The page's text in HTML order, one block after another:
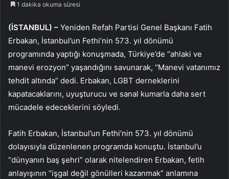
1 dakika okuma süresi
(İSTANBUL) – Yeniden Refah Partisi Genel Başkanı Fatih
Erbakan, İstanbul’un Fethi’nin 573. yıl dönümü
programında yaptığı konuşmada, Türkiye’de “ahlaki ve
manevi erozyon” yaşandığını savunarak, “Manevi vatanımız
tehdit altında” dedi. Erbakan, LGBT derneklerini
kapatacaklarını, uyuşturucu ve sanal kumarla daha sert
mücadele edeceklerini söyledi.
Fatih Erbakan, İstanbul’un Fethi’nin 573. yıl dönümü
dolayısıyla düzenlenen programda konuştu. İstanbul’u
“dünyanın baş şehri” olarak nitelendiren Erbakan, fetih
anlayışının “işgal değil gönülleri kazanmak” anlamına